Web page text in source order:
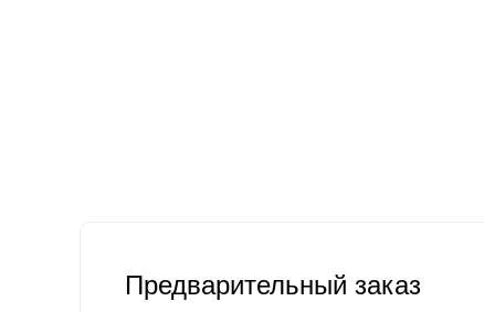
Предварительный заказ